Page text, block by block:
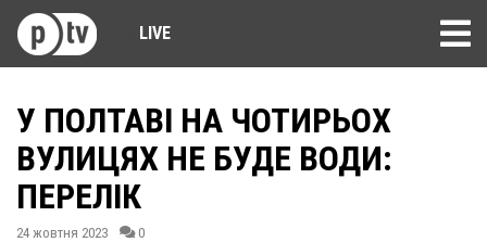
LIVE
У ПОЛТАВІ НА ЧОТИРЬОХ
ВУЛИЦЯХ НЕ БУДЕ ВОДИ:
ПЕРЕЛІК
24 жовтня 2023 0